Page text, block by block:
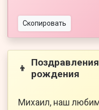
Скопировать
👦
рождения
Михаил, наш